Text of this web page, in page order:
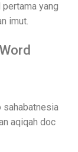
yang
imut.
sahabatnesia
aqiqah doc